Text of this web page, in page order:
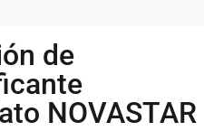
de
NOVASTAR